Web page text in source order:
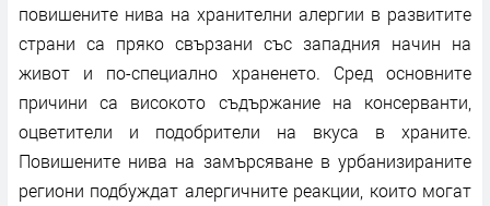
повишените нива на хранителни алергии в развитите
страни са пряко свързани със западния начин на
живот и по-специално храненето. Сред основните
причини са високото съдържание на консерванти,
оцветители и подобрители на вкуса в храните.
Повишените нива на замърсяване в урбанизираните
региони подбуждат алергичните реакции, които могат